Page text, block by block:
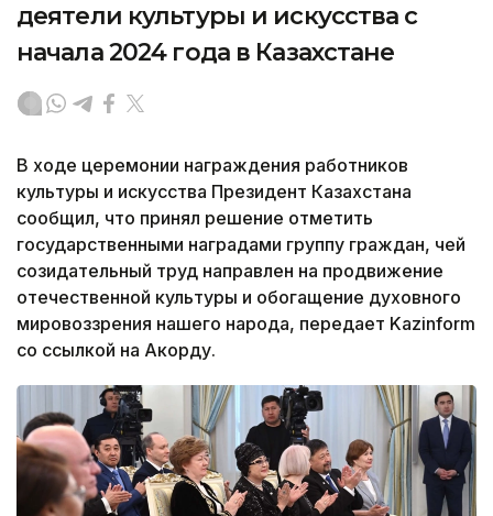
деятели культуры и искусства с
начала 2024 года в Казахстане
В ходе церемонии награждения работников
культуры и искусства Президент Казахстана
сообщил, что принял решение отметить
государственными наградами группу граждан, чей
созидательный труд направлен на продвижение
отечественной культуры и обогащение духовного
мировоззрения нашего народа, передает Kazinform
со ссылкой на Акорду.